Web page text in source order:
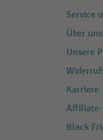
Service
Über uns
Unsere
Karriere
Affiliate-
Black